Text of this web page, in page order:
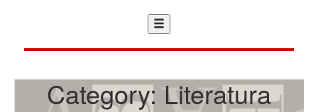
Category:Literatura